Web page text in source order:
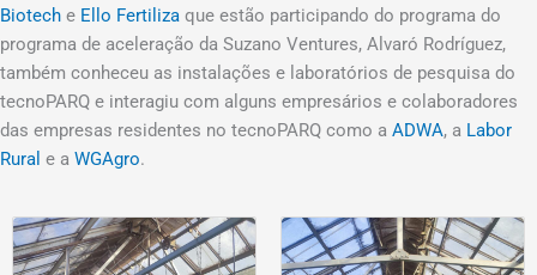
Biotech e Ello Fertiliza que estão participando do programa do
programa de aceleração da Suzano Ventures, Alvaró Rodríguez,
também conheceu as instalações e laboratórios de pesquisa do
tecnoPARQ e interagiu com alguns empresários e colaboradores
das empresas residentes no tecnoPARQ como a ADWA, a Labor
Rural e a WGAgro.